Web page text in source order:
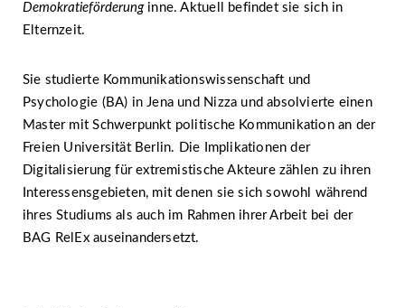
Demokratieförderunginne. Aktuell befindet sie sich in
Elternzeit.
Sie studierte Kommunikationswissenschaft und
Psychologie (BA) in Jena und Nizza und absolvierte einen
Master mit Schwerpunkt politische Kommunikation an der
Freien Universität Berlin. Die Implikationen der
Digitalisierung für extremistische Akteure zählen zu ihren
Interessensgebieten, mit denen sie sich sowohl während
ihres Studiums als auch im Rahmen ihrer Arbeit bei der
BAG RelEx auseinandersetzt.